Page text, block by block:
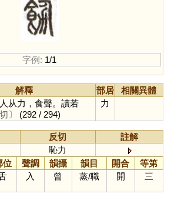
字例: 1/1
解釋 部居
相關異體
从力，食聲。讀若
〕 (292 / 294)
力
反切
註解
恥力
位 聲調 韻攝 韻目 開合
等第
入 曾 蒸/職 開 三